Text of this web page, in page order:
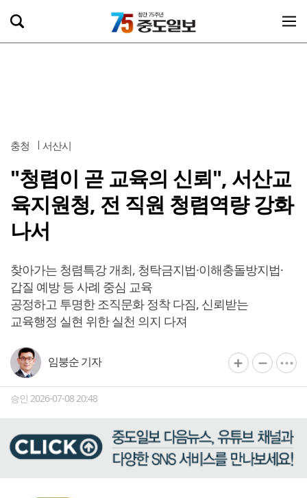
충청 서산시
"청렴이 곧 교육의 신뢰", 서산교
육지원청, 전 직원 청렴역량 강화
나서
찾아가는 청렴특강 개최, 청탁금지법·이해충돌방지법·
갑질 예방 등 사례 중심 교육
공정하고 투명한 조직문화 정착 다짐, 신뢰받는
교육행정 실현 위한 실천 의지 다져
임붕순 기자
승인 2026-07-08 20:48